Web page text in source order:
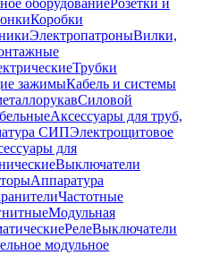
оборудованиеРозетки и
Коробки
ЭлектропатроныВилки,
Трубки
зажимыКабель и системы
Силовой
Аксессуары для труб,
СИПЭлектрощитовое
для
Выключатели
Аппаратура
Частотные
Модульная
РелеВыключатели
модульное